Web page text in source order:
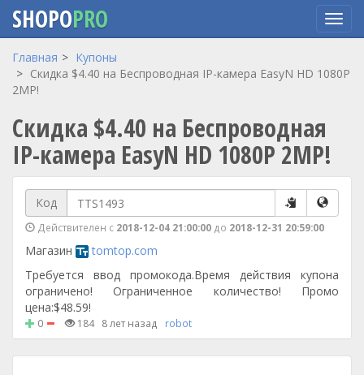
Перейти
основному
SHOPOPRO
Главная
Купоны
Скидка $4.40 на Беспроводная IP-камера EasyN HD 1080P
2MP!
Скидка $4.40 на Беспроводная
IP-камера EasyN HD 1080P 2MP!
Код
Действителен с 2018-12-04 21:00:00 до 2018-12-31 20:59:00
Магазин
tomtop.com
Требуется ввод промокода.Время действия купона
ограничено! Ограниченное количество! Промо
цена:$48.59!
0 184 8 лет назад robot